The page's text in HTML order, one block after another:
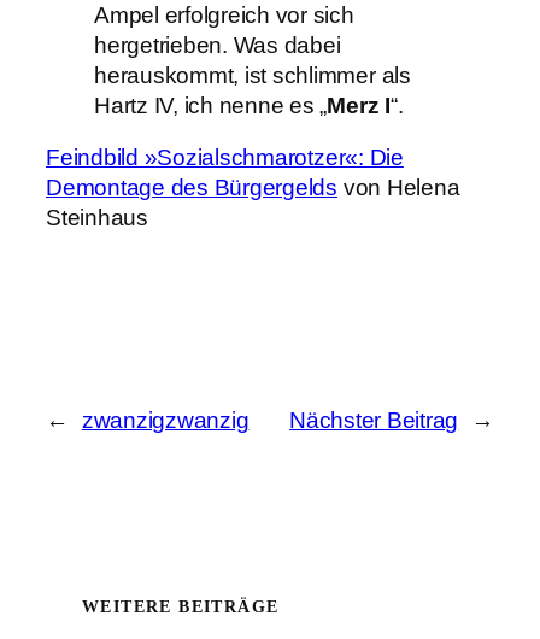
Ampel erfolgreich vor sich
hergetrieben. Was dabei
herauskommt, ist schlimmer als
Hartz IV, ich nenne es „Merz I“.
Feindbild »Sozialschmarotzer«: Die
Demontage des Bürgergelds von Helena
Steinhaus
← zwanzigzwanzig Nächster Beitrag →
WEITERE BEITRÄGE